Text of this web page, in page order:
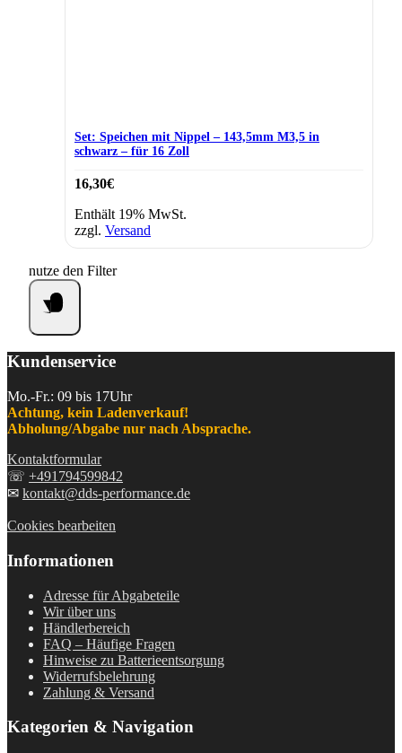
Set: Speichen mit Nippel – 143,5mm M3,5 in
schwarz – für 16 Zoll
16,30€
Enthält 19% MwSt.
zzgl. Versand
nutze den Filter
Kundenservice
Mo.-Fr.: 09 bis 17Uhr
Achtung, kein Ladenverkauf!
Abholung/Abgabe nur nach Absprache.
Kontaktformular
☏ +491794599842
✉ kontakt@dds-performance.de
Cookies bearbeiten
Informationen
Adresse für Abgabeteile
Wir über uns
Händlerbereich
FAQ – Häufige Fragen
Hinweise zu Batterieentsorgung
Widerrufsbelehrung
Zahlung & Versand
Kategorien & Navigation